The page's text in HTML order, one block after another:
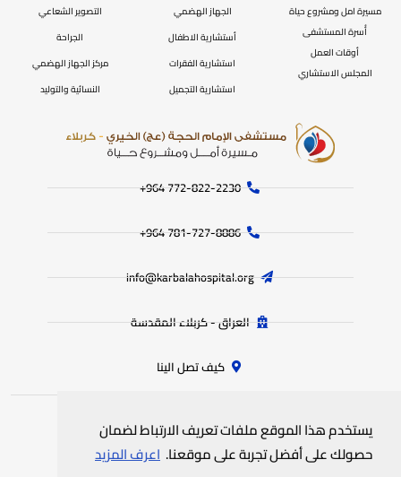
يستخدم هذا الموقع ملفات تعريف الارتباط لضمان
حصولك على أفضل تجربة على موقعنا. اعرف المزيد
772-822-2230‏ 964+
781-727-8886 964+
info@karbalahospital.org
العراق - كربلاء المقدسة
كيف تصل الينا
التصوير الشعاعي
الجراحة
مركز الجهاز الهضمي
النسائية والتوليد
الجهاز الهضمي
أستشارية الاطفال
استشارية الفقرات
استشارية التجميل
مسيرة امل ومشروع حياة
أُسرة المستشفى
أوقات العمل
المجلس الاستشاري
جميع الحقوق محفوظة لمستشفى الامام الحجة (عج) الخيري© 2025